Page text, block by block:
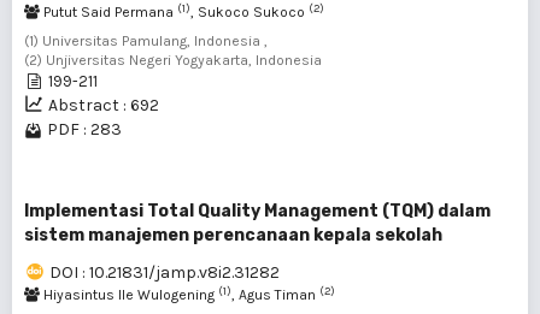
Putut Said Permana (1), Sukoco Sukoco (2)
(1) Universitas Pamulang, Indonesia ,
(2) Unjiversitas Negeri Yogyakarta, Indonesia
199-211
Abstract : 692
PDF : 283
Implementasi Total Quality Management (TQM) dalam
sistem manajemen perencanaan kepala sekolah
DOI : 10.21831/jamp.v8i2.31282
Hiyasintus Ile Wulogening (1), Agus Timan (2)